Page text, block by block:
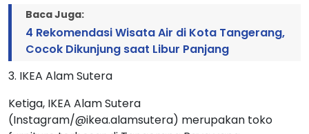
Baca Juga:
4 Rekomendasi Wisata Air di Kota Tangerang,
Cocok Dikunjung saat Libur Panjang
3. IKEA Alam Sutera
Ketiga, IKEA Alam Sutera
(Instagram/@ikea.alamsutera) merupakan toko